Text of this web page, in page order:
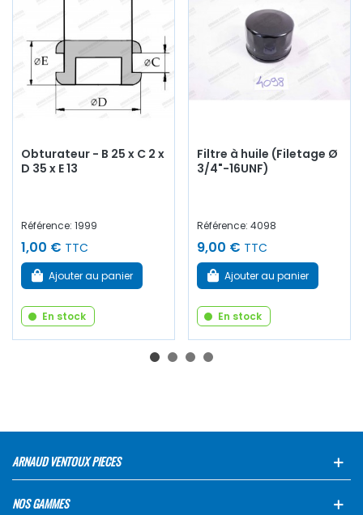
Obturateur - B 25 x C 2 x
D 35 x E 13
Référence: 1999
1,00 € TTC
Ajouter au panier
En stock
Filtre à huile (Filetage Ø
3/4"-16UNF)
Référence: 4098
9,00 € TTC
Ajouter au panier
En stock
ARNAUD VENTOUX PIECES
NOS GAMMES